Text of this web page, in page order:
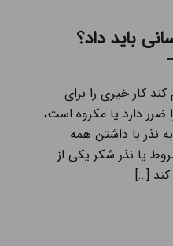
باید داد؟
کار خیری را برای
ضرر دارد یا مکروه است،
نذر با داشتن همه
یا نذر شکر یکی از
[…]